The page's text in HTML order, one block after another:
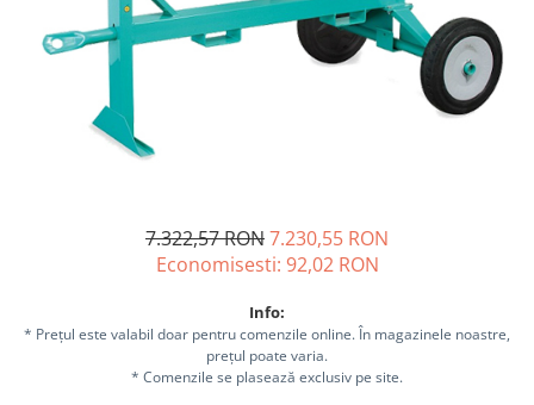
Tractoare si Utilaje agricole
Accesorii utilaje de gradina
Articole de bucatarie
Afumatoare
Aparate de vidat
Masini de framantat aluat
Storcatoare de rosii
7.322,57 RON7.230,55 RON
Economisesti: 92,02 RON
Info:
* Prețul este valabil doar pentru comenzile online. În magazinele noastre,
prețul poate varia.
* Comenzile se plasează exclusiv pe site.